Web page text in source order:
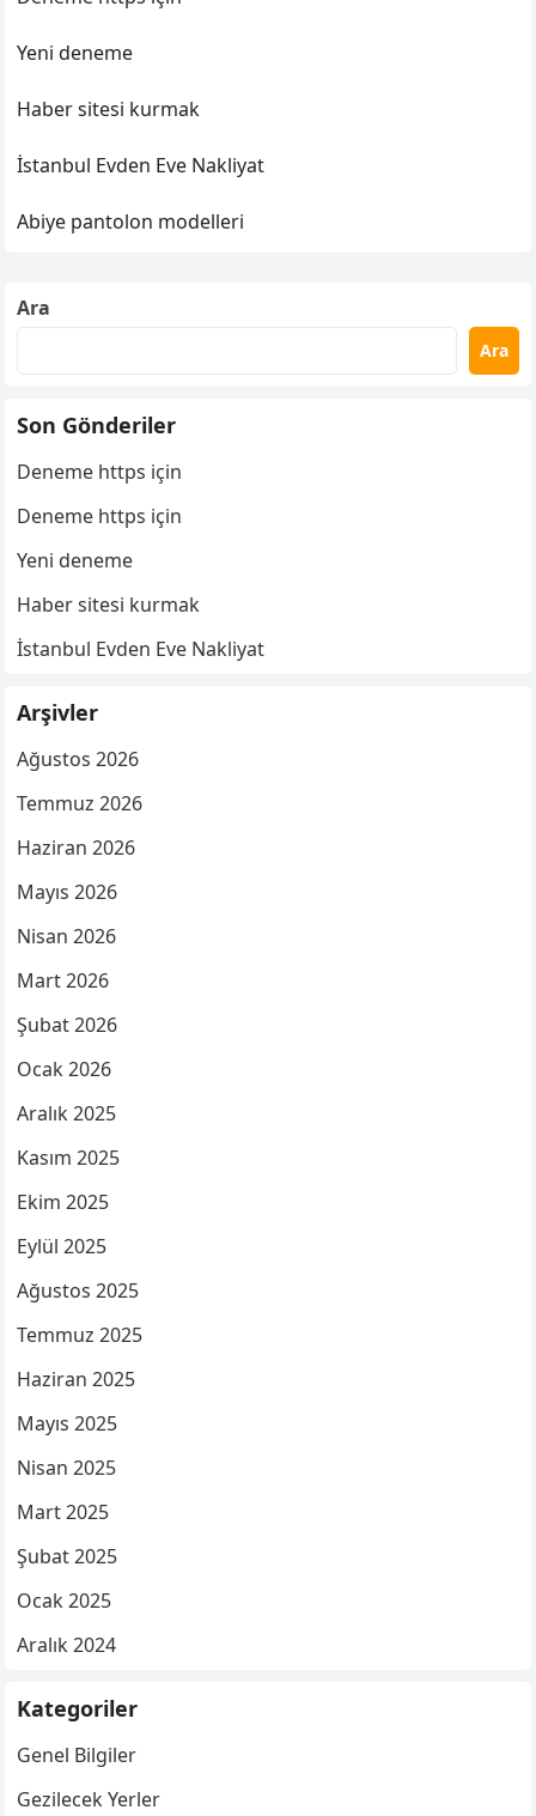
Yeni deneme
Haber sitesi kurmak
İstanbul Evden Eve Nakliyat
Abiye pantolon modelleri
Ara
Ara
Son Gönderiler
Deneme https için
Deneme https için
Yeni deneme
Haber sitesi kurmak
İstanbul Evden Eve Nakliyat
Arşivler
Ağustos 2026
Temmuz 2026
Haziran 2026
Mayıs 2026
Nisan 2026
Mart 2026
Şubat 2026
Ocak 2026
Aralık 2025
Kasım 2025
Ekim 2025
Eylül 2025
Ağustos 2025
Temmuz 2025
Haziran 2025
Mayıs 2025
Nisan 2025
Mart 2025
Şubat 2025
Ocak 2025
Aralık 2024
Kategoriler
Genel Bilgiler
Gezilecek Yerler